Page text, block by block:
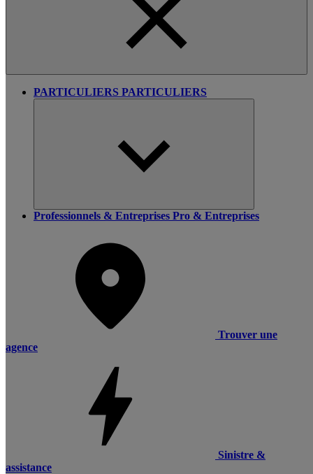
PARTICULIERS PARTICULIERS
Professionnels & Entreprises Pro & Entreprises
Trouver une
agence
Sinistre &
assistance